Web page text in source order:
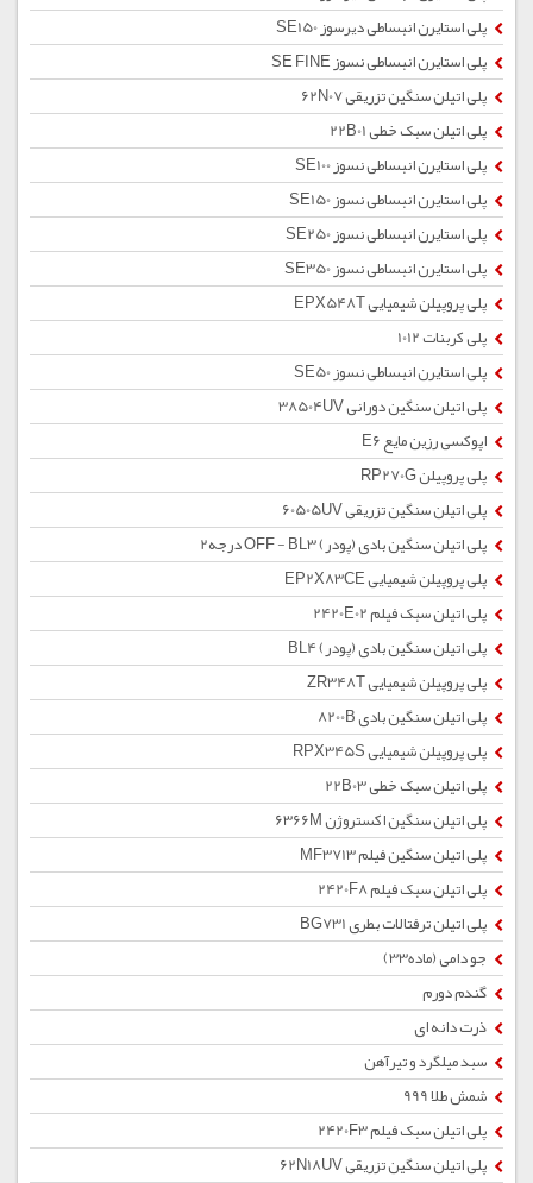
پلی استایرن انبساطی دیرسوز SE150
پلی استایرن انبساطی نسوز SE FINE
پلی اتیلن سنگین تزریقی 62N07
پلی اتیلن سبک خطی 22B01
پلی استایرن انبساطی نسوز SE100
پلی استایرن انبساطی نسوز SE150
پلی استایرن انبساطی نسوز SE250
پلی استایرن انبساطی نسوز SE350
پلی پروپیلن شیمیایی EPX548T
پلی کربنات 1012
پلی استایرن انبساطی نسوز SE50
پلی اتیلن سنگین دورانی 38504UV
اپوکسی رزین مایع E6
پلی پروپیلن RP270G
پلی اتیلن سنگین تزریقی 60505UV
پلی اتیلن سنگین بادی (پودر) OFF - BL3 درجه2
پلی پروپیلن شیمیایی EP2X83CE
پلی اتیلن سبک فیلم 2420E02
پلی اتیلن سنگین بادی (پودر) BL4
پلی پروپیلن شیمیایی ZR348T
پلی اتیلن سنگین بادی 8200B
پلی پروپیلن شیمیایی RPX345S
پلی اتیلن سبک خطی 22B03
پلی اتیلن سنگین اکستروژن 6366M
پلی اتیلن سنگین فیلم MF3713
پلی اتیلن سبک فیلم 2420F8
پلی اتیلن ترفتالات بطری BG731
جو دامی (ماده33)
گندم دورم
ذرت دانه ای
سبد میلگرد و تیرآهن
شمش طلا 999
پلی اتیلن سبک فیلم 2420F3
پلی اتیلن سنگین تزریقی 62N18UV